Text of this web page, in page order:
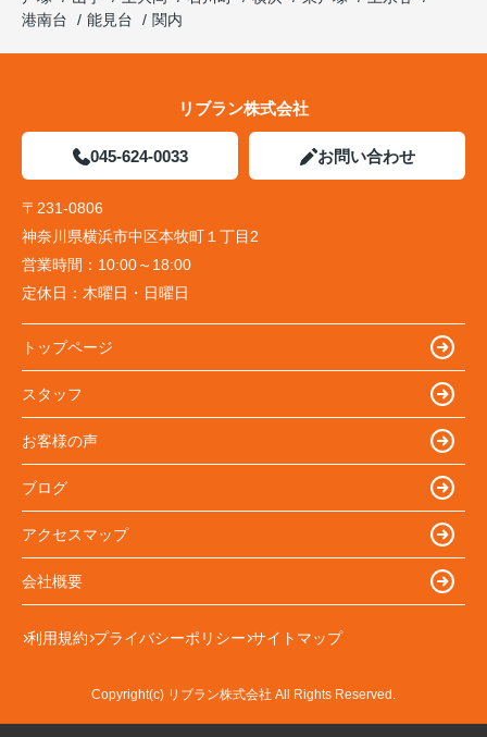
港南台
能見台 関内
リブラン株式会社
045-624-0033 お問い合わせ
〒231-0806
神奈川県横浜市中区本牧町１丁目2
営業時間： 10:00～18:00
定休日： 木曜日・日曜日
トップページ
スタッフ
お客様の声
ブログ
アクセスマップ
会社概要
利用規約 プライバシーポリシー サイトマップ
Copyright(c) リブラン株式会社 All Rights Reserved.